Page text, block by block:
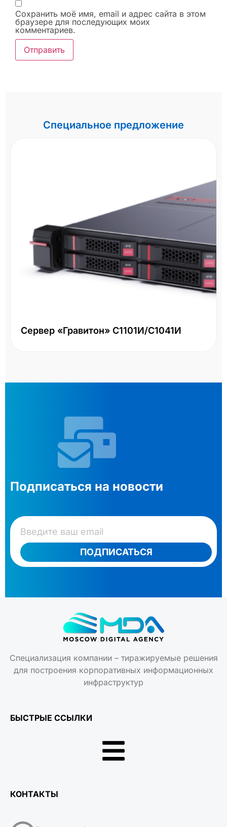
Сохранить моё имя, email и адрес сайта в этом
браузере для последующих моих
комментариев.
Специальное предложение
Сервер «Гравитон» С1101И/С1041И
Подписаться на новости
ПОДПИСАТЬСЯ
Специализация компании – тиражируемые решения
для построения корпоративных информационных
инфраструктур
БЫСТРЫЕ ССЫЛКИ
КОНТАКТЫ